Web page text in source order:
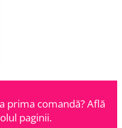
prima comandă? Află
paginii.